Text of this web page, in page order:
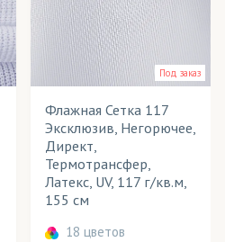
Под заказ
Флажная Сетка 117
Эксклюзив, Негорючее,
Директ,
Термотрансфер,
Латекс, UV, 117 г/кв.м,
155 см
18 цветов